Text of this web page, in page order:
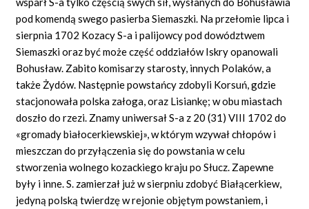
pod komendą swego pasierba Siemaszki. Na przełomie lipca i
sierpnia 1702 Kozacy S-a i palijowcy pod dowództwem
Siemaszki oraz być może część oddziałów Iskry opanowali
Bohusław. Zabito komisarzy starosty, innych Polaków, a
także Żydów. Następnie powstańcy zdobyli Korsuń, gdzie
stacjonowała polska załoga, oraz Lisiankę; w obu miastach
doszło do rzezi. Znamy uniwersał S-a z 20 (31) VIII 1702 do
«gromady białocerkiewskiej», w którym wzywał chłopów i
mieszczan do przyłączenia się do powstania w celu
stworzenia wolnego kozackiego kraju po Słucz. Zapewne
były i inne. S. zamierzał już w sierpniu zdobyć Białącerkiew,
jedyną polską twierdzę w rejonie objętym powstaniem, i